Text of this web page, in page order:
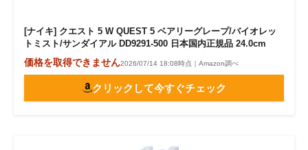
[ナイキ] クエスト 5 W QUEST 5 ベアリーグレープ/バイオレッ
トミスト/サンダイアル DD9291-500 日本国内正規品 24.0cm
価格を取得できません2026/07/14 18:08時点｜Amazon調べ
クリックして今すぐチェック